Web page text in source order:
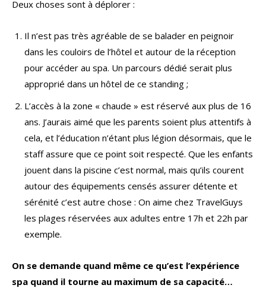
Deux choses sont à déplorer :
Il n’est pas très agréable de se balader en peignoir
dans les couloirs de l’hôtel et autour de la réception
pour accéder au spa. Un parcours dédié serait plus
approprié dans un hôtel de ce standing ;
L’accès à la zone « chaude » est réservé aux plus de 16
ans. J’aurais aimé que les parents soient plus attentifs à
cela, et l’éducation n’étant plus légion désormais, que le
staff assure que ce point soit respecté. Que les enfants
jouent dans la piscine c’est normal, mais qu’ils courent
autour des équipements censés assurer détente et
sérénité c’est autre chose : On aime chez TravelGuys
les plages réservées aux adultes entre 17h et 22h par
exemple.
On se demande quand même ce qu’est l’expérience
spa quand il tourne au maximum de sa capacité…